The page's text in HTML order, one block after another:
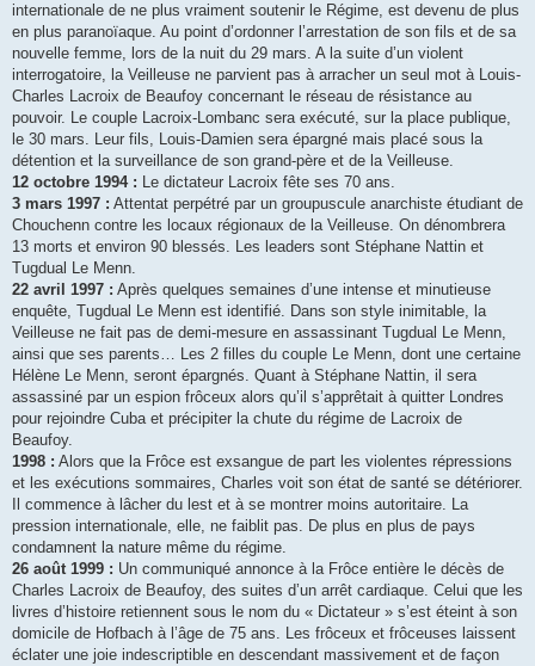
internationale de ne plus vraiment soutenir le Régime, est devenu de plus
en plus paranoïaque. Au point d’ordonner l’arrestation de son fils et de sa
nouvelle femme, lors de la nuit du 29 mars. A la suite d’un violent
interrogatoire, la Veilleuse ne parvient pas à arracher un seul mot à Louis-
Charles Lacroix de Beaufoy concernant le réseau de résistance au
pouvoir. Le couple Lacroix-Lombanc sera exécuté, sur la place publique,
le 30 mars. Leur fils, Louis-Damien sera épargné mais placé sous la
détention et la surveillance de son grand-père et de la Veilleuse.
12 octobre 1994 : Le dictateur Lacroix fête ses 70 ans.
3 mars 1997 : Attentat perpétré par un groupuscule anarchiste étudiant de
Chouchenn contre les locaux régionaux de la Veilleuse. On dénombrera
13 morts et environ 90 blessés. Les leaders sont Stéphane Nattin et
Tugdual Le Menn.
22 avril 1997 : Après quelques semaines d’une intense et minutieuse
enquête, Tugdual Le Menn est identifié. Dans son style inimitable, la
Veilleuse ne fait pas de demi-mesure en assassinant Tugdual Le Menn,
ainsi que ses parents… Les 2 filles du couple Le Menn, dont une certaine
Hélène Le Menn, seront épargnés. Quant à Stéphane Nattin, il sera
assassiné par un espion frôceux alors qu’il s’apprêtait à quitter Londres
pour rejoindre Cuba et précipiter la chute du régime de Lacroix de
Beaufoy.
1998 : Alors que la Frôce est exsangue de part les violentes répressions
et les exécutions sommaires, Charles voit son état de santé se détériorer.
Il commence à lâcher du lest et à se montrer moins autoritaire. La
pression internationale, elle, ne faiblit pas. De plus en plus de pays
condamnent la nature même du régime.
26 août 1999 : Un communiqué annonce à la Frôce entière le décès de
Charles Lacroix de Beaufoy, des suites d’un arrêt cardiaque. Celui que les
livres d’histoire retiennent sous le nom du « Dictateur » s’est éteint à son
domicile de Hofbach à l’âge de 75 ans. Les frôceux et frôceuses laissent
éclater une joie indescriptible en descendant massivement et de façon